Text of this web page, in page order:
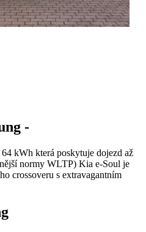
-
kWh která poskytuje dojezd až
normy WLTP) Kia e-Soul je
crossoveru s extravagantním